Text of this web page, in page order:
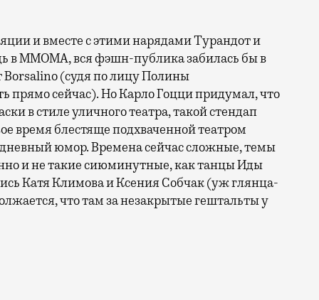
и вместе с этими нарядами Турандот и
в ММОМА, вся фэшн-публика забилась бы в
Borsalino (судя по лицу Полины
прямо сейчас). Но Карло Гоцци придумал, что
в стиле уличного театра, такой стендап
время блестяще подхваченной театром
юмор. Времена сейчас сложные, темы
и не такие сиюминутные, как танцы Иды
Катя Климова и Ксения Собчак (уж глянца-
что там за незакрытые гештальты у